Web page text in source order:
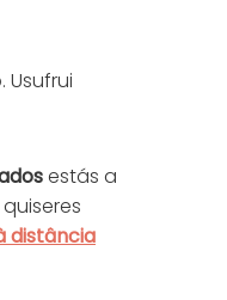
estás a
quiseres
distância